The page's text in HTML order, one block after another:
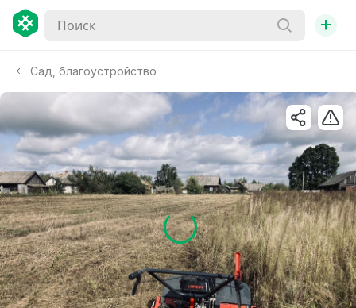
+
Сад, благоустройство